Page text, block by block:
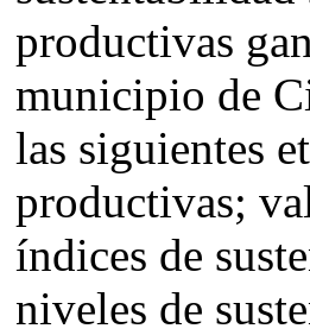
productivas
municipio de
las siguientes
productivas;
índices de
niveles de